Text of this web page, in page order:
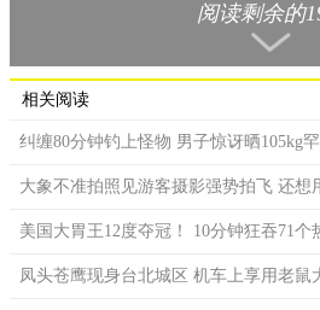
原来清洁工荀思伟进行垃圾分类时
的单据，才确定那是真正的黄金饰品
联络，并报警寻找失主。
阅读剩余的
相关阅读
纠缠80分钟钓上怪物 男子惊讶晒105kg
大象不准拍照见游客摄影强势拍飞 还想
美国大胃王12度夺冠！ 10分钟狂吞71个
凤头苍鹰现身台北城区 机车上享用老鼠